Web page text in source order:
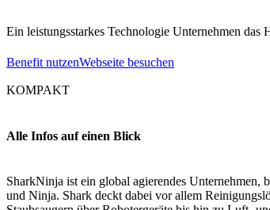
Ein leistungsstarkes Technologie Unternehmen
Benefit nutzenWebseite besuchen
KOMPAKT
Alle Infos auf einen Blick
SharkNinja ist ein global agierendes Unternehmen,
und Ninja. Shark deckt dabei vor allem